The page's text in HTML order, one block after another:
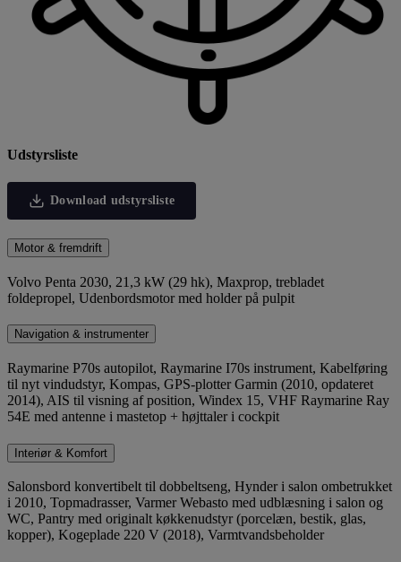
Udstyrsliste
Download udstyrsliste
Motor & fremdrift
Volvo Penta 2030, 21,3 kW (29 hk), Maxprop, trebladet
foldepropel, Udenbordsmotor med holder på pulpit
Navigation & instrumenter
Raymarine P70s autopilot, Raymarine I70s instrument, Kabelføring
til nyt vindudstyr, Kompas, GPS-plotter Garmin (2010, opdateret
2014), AIS til visning af position, Windex 15, VHF Raymarine Ray
54E med antenne i mastetop + højttaler i cockpit
Interiør & Komfort
Salonsbord konvertibelt til dobbeltseng, Hynder i salon ombetrukket
i 2010, Topmadrasser, Varmer Webasto med udblæsning i salon og
WC, Pantry med originalt køkkenudstyr (porcelæn, bestik, glas,
kopper), Kogeplade 220 V (2018), Varmtvandsbeholder